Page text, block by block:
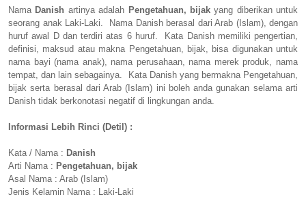
Nama Danish artinya adalah Pengetahuan, bijakyang diberikan untuk
seorang anak Laki-Laki. Nama Danish berasal dari Arab (Islam), dengan
huruf awal D dan terdiri atas 6 huruf. Kata Danish memiliki pengertian,
definisi, maksud atau makna Pengetahuan, bijak, bisa digunakan untuk
nama bayi (nama anak), nama perusahaan, nama merek produk, nama
tempat, dan lain sebagainya. Kata Danish yang bermakna Pengetahuan,
bijak serta berasal dari Arab (Islam) ini boleh anda gunakan selama arti
Danish tidak berkonotasi negatif di lingkungan anda.
Informasi Lebih Rinci (Detil) :
Kata / Nama : Danish
Arti Nama : Pengetahuan, bijak
Asal Nama : Arab (Islam)
Jenis Kelamin Nama : Laki-Laki